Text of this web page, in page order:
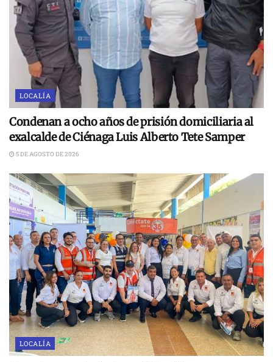
LOCALÍA
Condenan a ocho años de prisión domiciliaria al
exalcalde de Ciénaga Luis Alberto Tete Samper
5 DE AGOSTO DE 2026
LOCALÍA